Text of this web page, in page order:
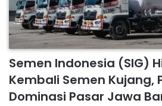
Semen Indonesia (SIG)
Kembali Semen Kujang,
Dominasi Pasar Jawa